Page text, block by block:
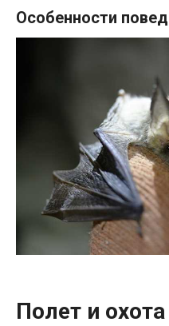
Особенности
Полет и охота